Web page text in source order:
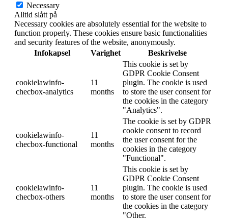
Necessary
Alltid slått på
Necessary cookies are absolutely essential for the website to
function properly. These cookies ensure basic functionalities
and security features of the website, anonymously.
Infokapsel
Varighet Beskrivelse
cookielawinfo-
checbox-analytics
11
months
This cookie is set by
GDPR Cookie Consent
plugin. The cookie is used
to store the user consent for
the cookies in the category
"Analytics".
cookielawinfo-
checbox-functional
11
months
The cookie is set by GDPR
cookie consent to record
the user consent for the
cookies in the category
"Functional".
cookielawinfo-
checbox-others
11
months
This cookie is set by
GDPR Cookie Consent
plugin. The cookie is used
to store the user consent for
the cookies in the category
"Other.